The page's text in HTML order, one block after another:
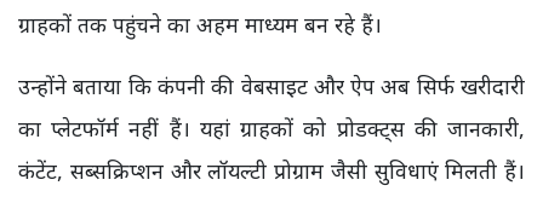
ग्राहकों तक पहुंचने का अहम माध्यम बन रहे हैं।
उन्होंने बताया कि कंपनी की वेबसाइट और ऐप अब सिर्फ खरीदारी
का प्लेटफॉर्म नहीं हैं। यहां ग्राहकों को प्रोडक्ट्स की जानकारी,
कंटेंट, सब्सक्रिप्शन और लॉयल्टी प्रोग्राम जैसी सुविधाएं मिलती हैं।